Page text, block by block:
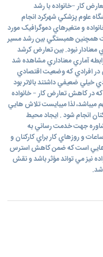
کار –خانواده با رشد
علوم پزشکي شهرکرد انجام
و متغيرهاي دموگرافيک مورد
همچنين همبستگي بين رشد مسير
نبود. بين تعارض کرشد
آماري معناداري مشاهده شد
در افرادي که وضعيت اقتصادي
خيلي ضعيفي داشتند بالاتر بود
كه در كاهش تعارض كار – خانواده
ميباشد، لذا ميبايست تلاش هايي
انجام شود . ايجاد محيط
مشاوره جهت خدمت رساني به
و روزهاي كار براي كاركنان و
است كه ضمن كاهش استرس
نيز مي تواند مؤثر باشد و نقش